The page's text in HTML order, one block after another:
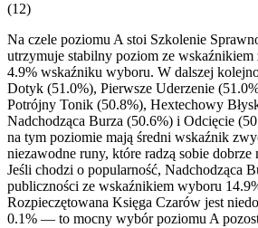
(12)
Na czele poziomu A stoi Szkolenie
utrzymuje stabilny poziom ze
4.9% wskaźniku wyboru. W dalszej
Dotyk (51.0%), Pierwsze Uderzenie
Potrójny Tonik (50.8%), Hextechowy
Nadchodząca Burza (50.6%) i Odcięcie
na tym poziomie mają średni wskaźnik
niezawodne runy, które radzą sobie dobrze
Jeśli chodzi o popularność, Nadchodząca
publiczności ze wskaźnikiem wyboru
Rozpieczętowana Księga Czarów jest
0.1% — to mocny wybór poziomu A